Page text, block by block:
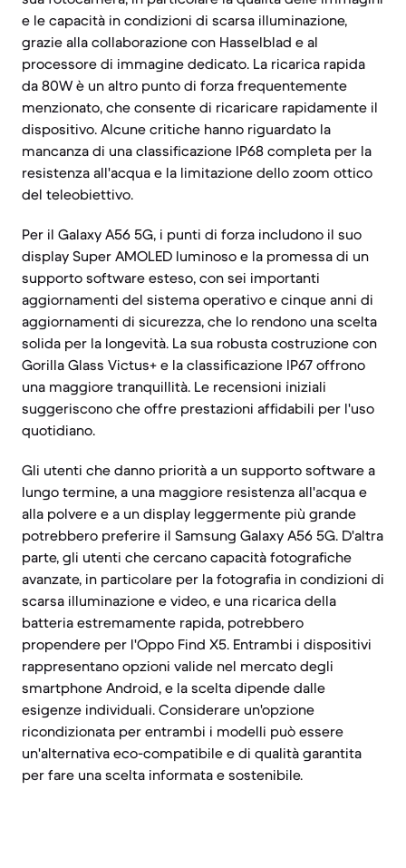
e le capacità in condizioni di scarsa illuminazione,
grazie alla collaborazione con Hasselblad e al
processore di immagine dedicato. La ricarica rapida
da 80W è un altro punto di forza frequentemente
menzionato, che consente di ricaricare rapidamente il
dispositivo. Alcune critiche hanno riguardato la
mancanza di una classificazione IP68 completa per la
resistenza all'acqua e la limitazione dello zoom ottico
del teleobiettivo.
Per il Galaxy A56 5G, i punti di forza includono il suo
display Super AMOLED luminoso e la promessa di un
supporto software esteso, con sei importanti
aggiornamenti del sistema operativo e cinque anni di
aggiornamenti di sicurezza, che lo rendono una scelta
solida per la longevità. La sua robusta costruzione con
Gorilla Glass Victus+ e la classificazione IP67 offrono
una maggiore tranquillità. Le recensioni iniziali
suggeriscono che offre prestazioni affidabili per l'uso
quotidiano.
Gli utenti che danno priorità a un supporto software a
lungo termine, a una maggiore resistenza all'acqua e
alla polvere e a un display leggermente più grande
potrebbero preferire il Samsung Galaxy A56 5G. D'altra
parte, gli utenti che cercano capacità fotografiche
avanzate, in particolare per la fotografia in condizioni di
scarsa illuminazione e video, e una ricarica della
batteria estremamente rapida, potrebbero
propendere per l'Oppo Find X5. Entrambi i dispositivi
rappresentano opzioni valide nel mercato degli
smartphone Android, e la scelta dipende dalle
esigenze individuali. Considerare un'opzione
ricondizionata per entrambi i modelli può essere
un'alternativa eco-compatibile e di qualità garantita
per fare una scelta informata e sostenibile.